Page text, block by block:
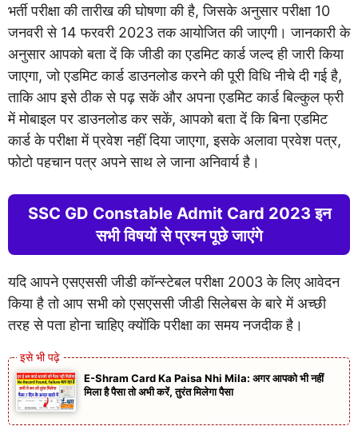
भर्ती परीक्षा की तारीख की घोषणा की है, जिसके अनुसार परीक्षा 10
जनवरी से 14 फरवरी 2023 तक आयोजित की जाएगी। जानकारी के
अनुसार आपको बता दें कि जीडी का एडमिट कार्ड जल्द ही जारी किया
जाएगा, जो एडमिट कार्ड डाउनलोड करने की पूरी विधि नीचे दी गई है,
ताकि आप इसे ठीक से पढ़ सकें और अपना एडमिट कार्ड बिल्कुल फ्री
में मोबाइल पर डाउनलोड कर सकें, आपको बता दें कि बिना एडमिट
कार्ड के परीक्षा में प्रवेश नहीं दिया जाएगा, इसके अलावा प्रवेश पत्र,
फोटो पहचान पत्र अपने साथ ले जाना अनिवार्य है।
SSC GD Constable Admit Card 2023 इन
सभी विषयों से प्रश्न पूछे जाएंगे
यदि आपने एसएससी जीडी कॉन्स्टेबल परीक्षा 2003 के लिए आवेदन
किया है तो आप सभी को एसएससी जीडी सिलेबस के बारे में अच्छी
तरह से पता होना चाहिए क्योंकि परीक्षा का समय नजदीक है।
E-Shram Card Ka Paisa Nhi Mila: अगर आपको भी नहीं
मिला है पैसा तो अभी करें, तुरंत मिलेगा पैसा